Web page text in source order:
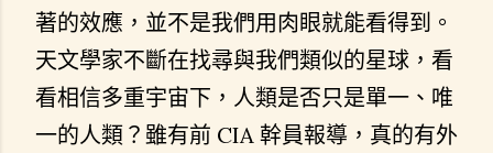
著的效應，並不是我們用肉眼就能看得到。
天文學家不斷在找尋與我們類似的星球，看
看相信多重宇宙下，人類是否只是單一、唯
一的人類？雖有前 CIA 幹員報導，真的有外